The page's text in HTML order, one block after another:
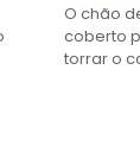
O chão
coberto
torrar o